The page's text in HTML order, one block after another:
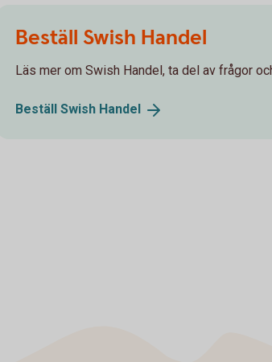
Beställ Swish Handel
Läs mer om Swish Handel, ta del av frågor
Beställ Swish Handel